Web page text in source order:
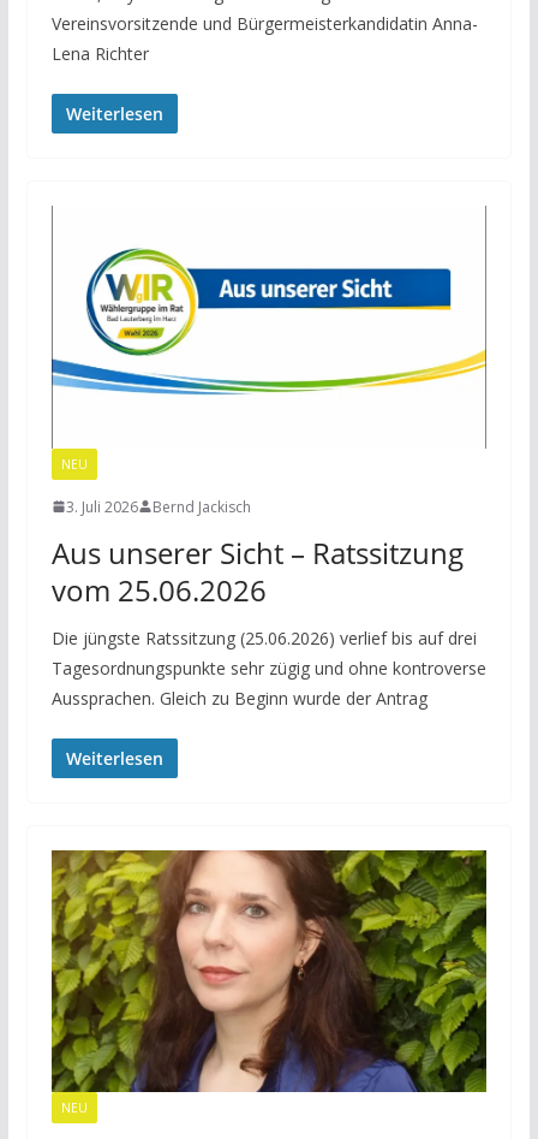
Vereinsvorsitzende und Bürgermeisterkandidatin Anna-
Lena Richter
Weiterlesen
NEU
3. Juli 2026 Bernd Jackisch
Aus unserer Sicht – Ratssitzung
vom 25.06.2026
Die jüngste Ratssitzung (25.06.2026) verlief bis auf drei
Tagesordnungspunkte sehr zügig und ohne kontroverse
Aussprachen. Gleich zu Beginn wurde der Antrag
Weiterlesen
NEU